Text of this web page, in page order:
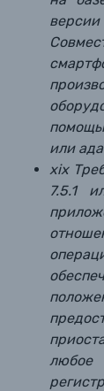
или
xix
7.5.1
любое